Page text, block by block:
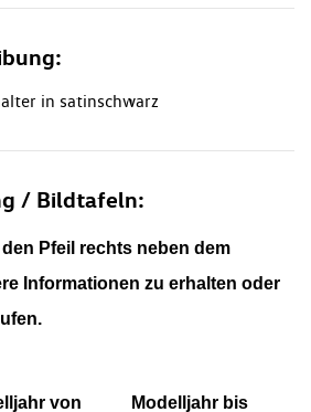
in satinschwarz
/ Bildtafeln:
Pfeil rechts neben dem
Informationen zu erhalten oder
von Modelljahr bis